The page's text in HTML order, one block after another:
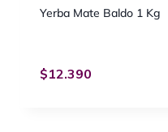
Yerba Mate Baldo 1 Kg
$12.390